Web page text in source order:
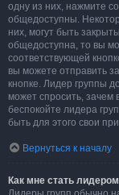
одну из них, нажмите
общедоступны.
них, могут быть
общедоступна, то вы
соответствующей
вы можете отправить
кнопке. Лидер группы
может спросить, зачем
беспокойте лидера
быть для этого свои
Вернуться к началу
Как мне стать